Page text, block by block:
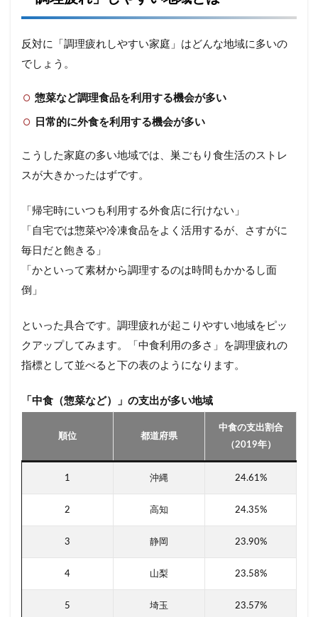
反対に「調理疲れしやすい家庭」はどんな地域に多いの
でしょう。
惣菜など調理食品を利用する機会が多い
日常的に外食を利用する機会が多い
こうした家庭の多い地域では、巣ごもり食生活のストレ
スが大きかったはずです。
「帰宅時にいつも利用する外食店に行けない」
「自宅では惣菜や冷凍食品をよく活用するが、さすがに
毎日だと飽きる」
「かといって素材から調理するのは時間もかかるし面
倒」
といった具合です。調理疲れが起こりやすい地域をピッ
クアップしてみます。「中食利用の多さ」を調理疲れの
指標として並べると下の表のようになります。
「中食（惣菜など）」の支出が多い地域
順位 都道府県
中食の支出割合
（2019年）
1 沖縄 24.61%
2 高知 24.35%
3 静岡 23.90%
4 山梨 23.58%
5 埼玉 23.57%